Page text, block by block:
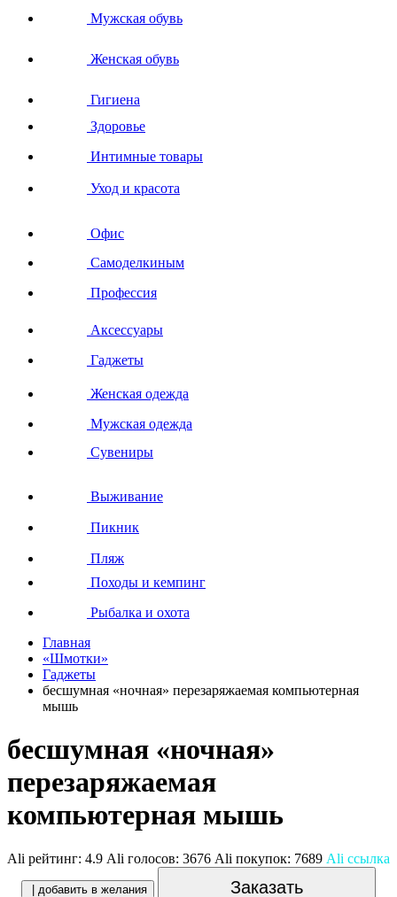
Мужская обувь
Женская обувь
Гигиена
Здоровье
Интимные товары
Уход и красота
Офис
Самоделкиным
Профессия
Аксессуары
Гаджеты
Женская одежда
Мужская одежда
Сувениры
Выживание
Пикник
Пляж
Походы и кемпинг
Рыбалка и охота
Главная
«Шмотки»
Гаджеты
бесшумная «ночная» перезаряжаемая компьютерная
мышь
бесшумная «ночная»
перезаряжаемая
компьютерная мышь
Ali рейтинг: 4.9 Ali голосов: 3676 Ali покупок: 7689 Ali ссылка
| добавить в желания Заказать